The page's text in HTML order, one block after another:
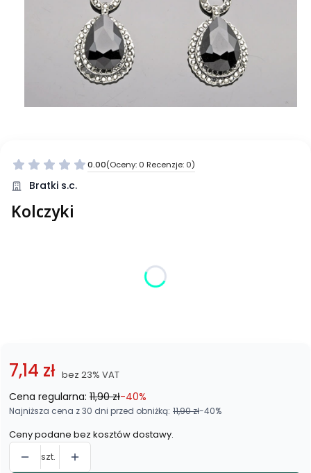
0.00(Oceny: 0 Recenzje: 0)
Bratki s.c.
Kolczyki
7,14 zł bez 23% VAT
Cena regularna: 11,90 zł-40%
Najniższa cena z 30 dni przed obniżką: 11,90 zł-40%
Ceny podane bez kosztów dostawy.
szt.